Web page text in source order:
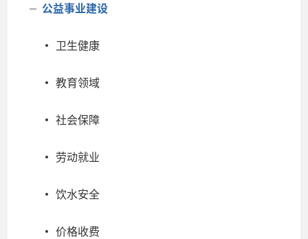
公益事业建设
卫生健康
教育领域
社会保障
劳动就业
饮水安全
价格收费